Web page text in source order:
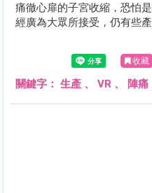
痛徹心扉的子宮收縮，恐怕
經廣為大眾所接受，仍有些
收藏
關鍵字： 生產 、 VR 、 陣痛